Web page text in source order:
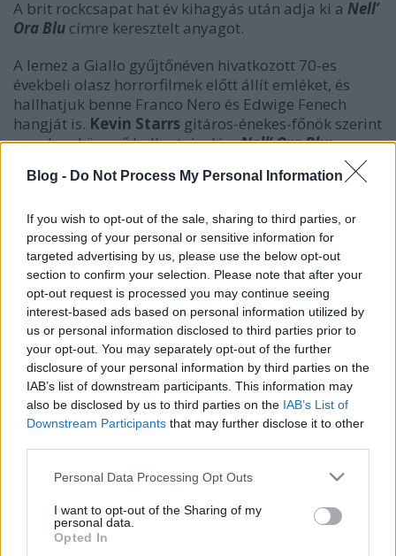
Blog - Do Not Process My Personal Information
If you wish to opt-out of the sale, sharing to third parties, or
processing of your personal or sensitive information for
targeted advertising by us, please use the below opt-out
section to confirm your selection. Please note that after your
opt-out request is processed you may continue seeing
interest-based ads based on personal information utilized by
us or personal information disclosed to third parties prior to
your opt-out. You may separately opt-out of the further
disclosure of your personal information by third parties on the
IAB’s list of downstream participants. This information may
also be disclosed by us to third parties on the IAB’s List of
Downstream Participants that may further disclose it to other
Please note that this website/app uses one or more Google
not limited to your visit or usage behaviour. You may click to
grant or deny consent to Google and its third-party tags to
use your data for below specified purposes in below Google
Personal Data Processing Opt Outs
I want to opt-out of the Sharing of my
personal data.
Opted In
A brit rockcsapat hat év kihagyás után adja ki a Nell’
Ora Blu címre keresztelt anyagot.
A lemez a Giallo gyűjtőnéven hivatkozott 70-es
évekbeli olasz horrorfilmek előtt állít emléket, és
hallhatjuk benne Franco Nero és Edwige Fenech
hangját is. Kevin Starrs gitáros-énekes-főnök szerint
nem lesz könnyű hallgatnivaló aNell’ Ora Blu:
Tudom, hogy egy ilyesmi kevesek számára
lesz izgalmas, de kit érdekel? A dolgainknak
amúgy is elég korlátozott a vonzereje. A
lemez olyan stílusok keveréke, amiket
szeretek. Nincsenek rajta slágerek, a dolgok
csak úgy egymásba folynak rajta. (...) A
végére teljesen kimerülsz, kemény munka
lesz a hallgató számára. Nem kínálunk
könnyű hallgatnivalót!
Kevin szavait egyelőre látatlanban elfogadjuk,
érkezett. ANell’ Ora Blualbum május 10-énjelenik
meg, addig valószínűleg az ízelítő falatkákat is